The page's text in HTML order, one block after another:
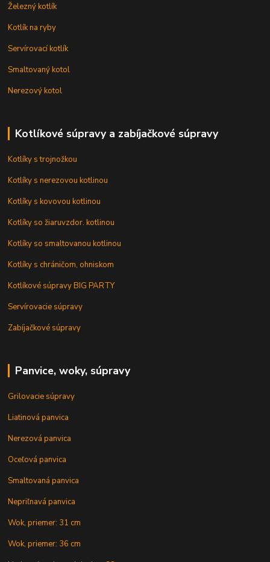
Železný kotlík
Kotlík na ryby
Servírovací kotlík
Smaltovaný kotol
Nerezový kotol
Kotlíkové súpravy a zabíjačkové súpravy
Kotlíky s trojnožkou
Kotlíky s nerezovou kotlinou
Kotlíky s kovovou kotlinou
Kotlíky so žiaruvzdor. kotlinou
Kotlíky so smaltovanou kotlinou
Kotlíky s chráničom, ohniskom
Kotlíkové súpravy BIG PARTY
Servírovacie súpravy
Zabíjačkové súpravy
Panvice, woky, súpravy
Grilovacie súpravy
Liatinová panvica
Nerezová panvica
Oceľová panvica
Smaltovaná panvica
Nepriľnavá panvica
Wok, priemer: 31 cm
Wok, priemer: 36 cm